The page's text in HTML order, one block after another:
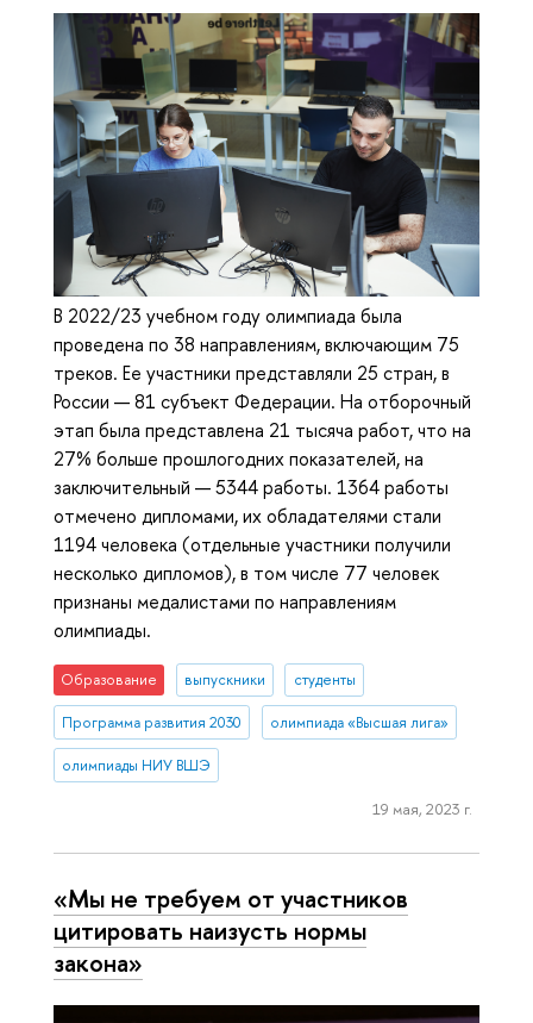
В 2022/23 учебном году олимпиада была
проведена по 38 направлениям, включающим 75
треков. Ее участники представляли 25 стран, в
России — 81 субъект Федерации. На отборочный
этап была представлена 21 тысяча работ, что на
27% больше прошлогодних показателей, на
заключительный — 5344 работы. 1364 работы
отмечено дипломами, их обладателями стали
1194 человека (отдельные участники получили
несколько дипломов), в том числе 77 человек
признаны медалистами по направлениям
олимпиады.
Образование выпускники студенты
Программа развития 2030 олимпиада «Высшая лига»
олимпиады НИУ ВШЭ
19 мая, 2023 г.
«Мы не требуем от участников
цитировать наизусть нормы
закона»